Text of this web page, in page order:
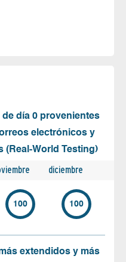
día 0 provenientes
electrónicos y
(Real-World Testing)
diciembre
100 100
extendidos y más